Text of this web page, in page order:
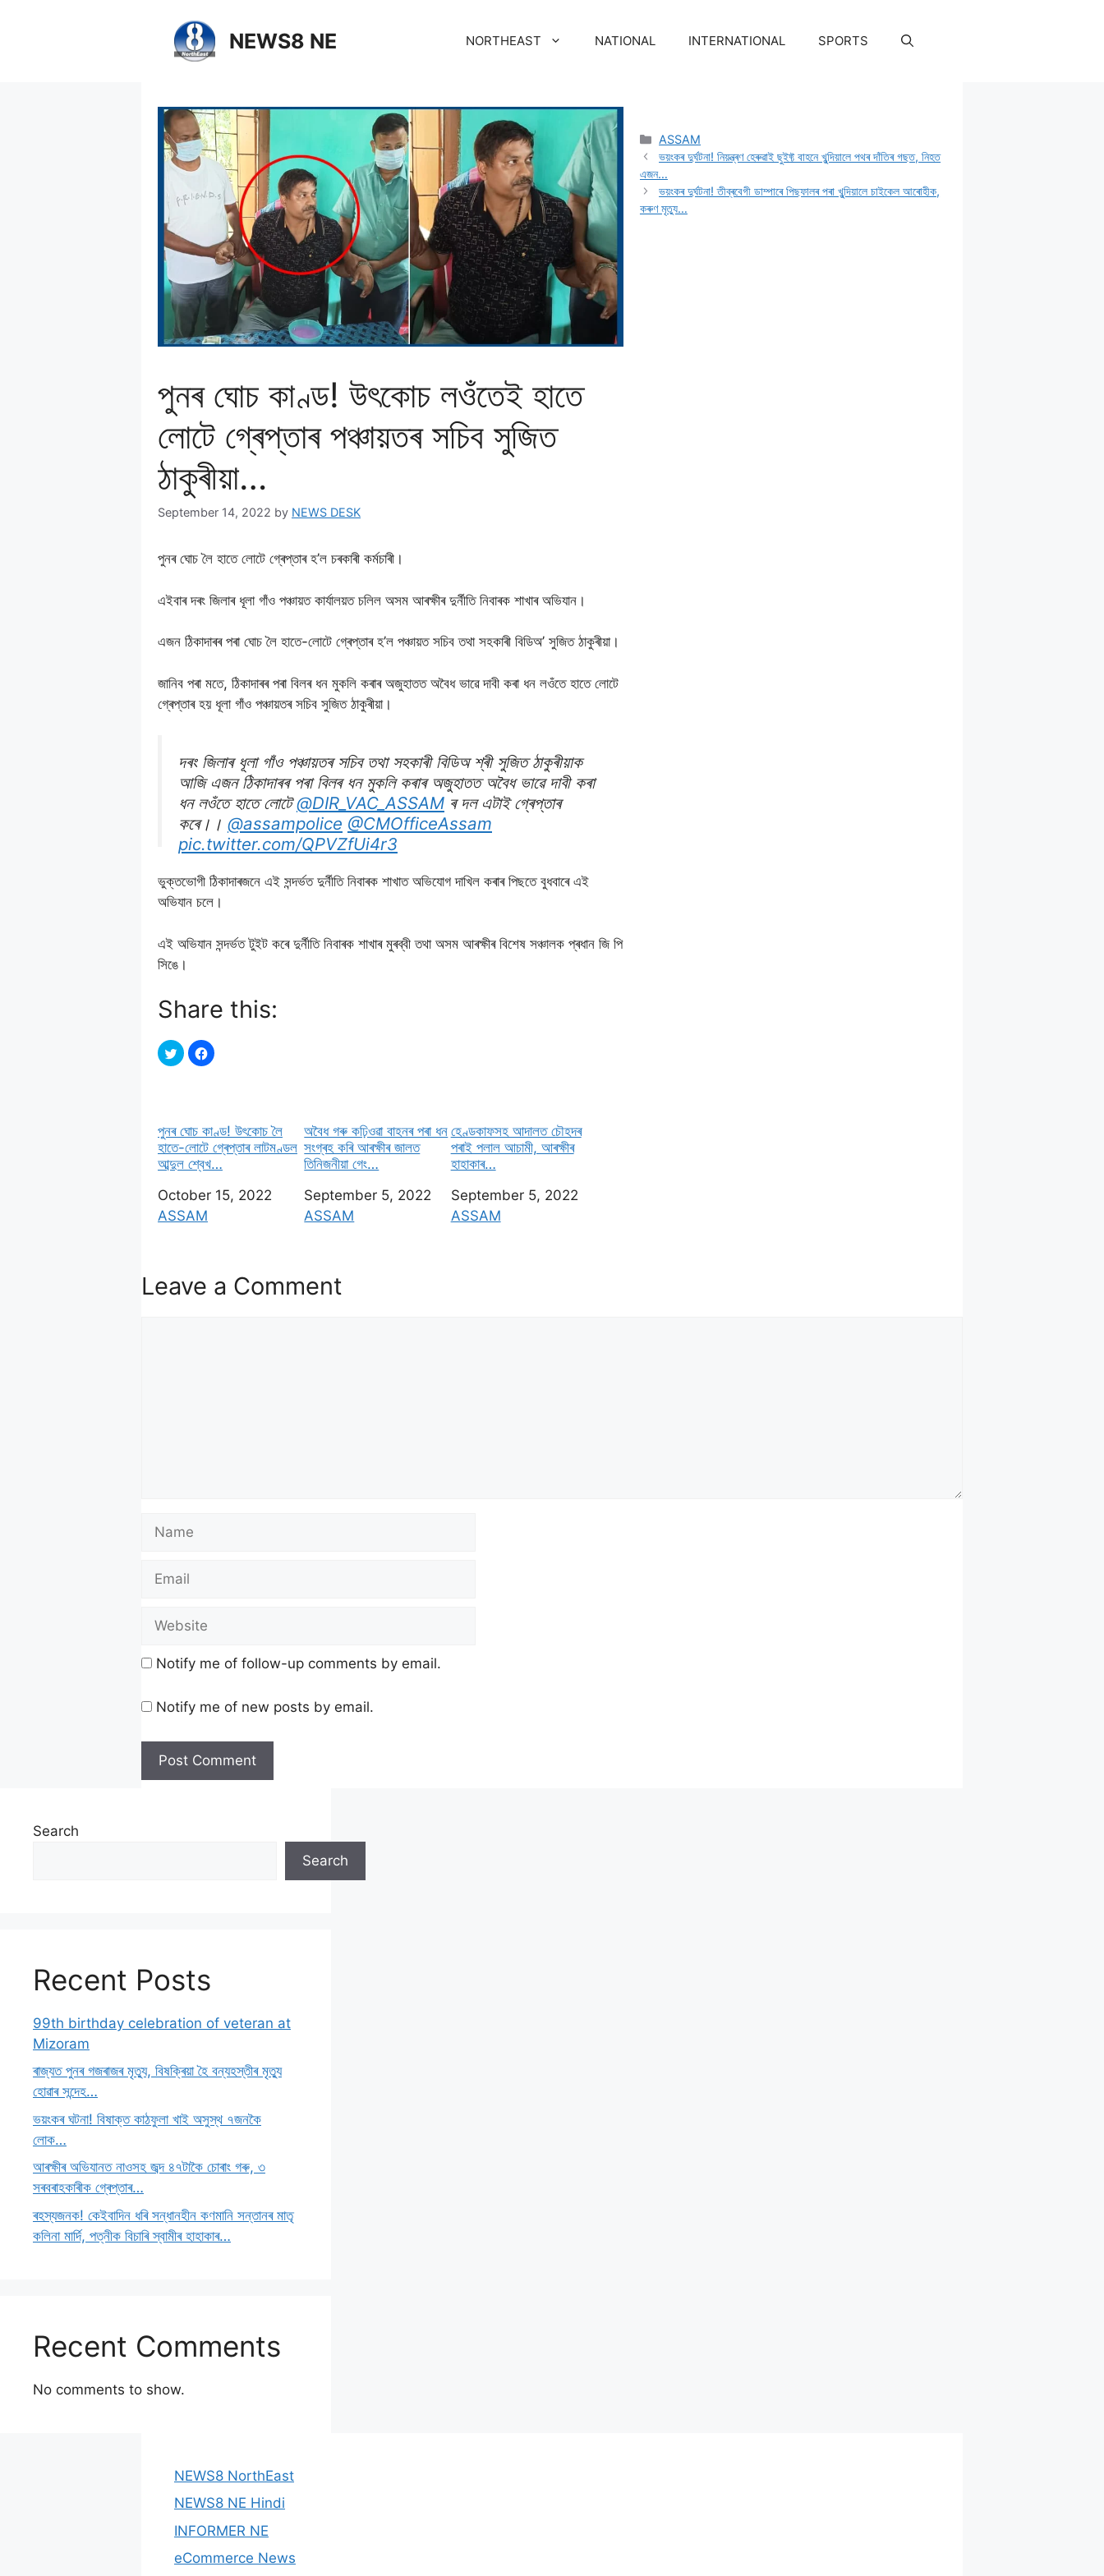
NEWS8 NE NORTHEAST NATIONAL INTERNATIONAL SPORTS
পুনৰ ঘোচ কাণ্ড! উৎকোচ লওঁতেই হাতে
লোটে গ্ৰেপ্তাৰ পঞ্চায়তৰ সচিব সুজিত
ঠাকুৰীয়া…
September 14, 2022 by NEWS DESK
পুনৰ ঘোচ লৈ হাতে লোটে গ্ৰেপ্তাৰ হ’ল চৰকাৰী কৰ্মচাৰী।
এইবাৰ দৰং জিলাৰ ধূলা গাঁও পঞ্চায়ত কাৰ্যালয়ত চলিল অসম আৰক্ষীৰ দুৰ্নীতি নিবাৰক শাখাৰ অভিযান।
এজন ঠিকাদাৰৰ পৰা ঘােচ লৈ হাতে-লােটে গ্ৰেপ্তাৰ হ’ল পঞ্চায়ত সচিব তথা সহকাৰী বিডিঅ’ সুজিত ঠাকুৰীয়া।
জানিব পৰা মতে, ঠিকাদাৰৰ পৰা বিলৰ ধন মুকলি কৰাৰ অজুহাতত অবৈধ ভাৱে দাবী কৰা ধন লওঁতে হাতে লোটে
গ্ৰেপ্তাৰ হয় ধূলা গাঁও পঞ্চায়তৰ সচিব সুজিত ঠাকুৰীয়া।
দৰং জিলাৰ ধূলা গাঁও পঞ্চায়তৰ সচিব তথা সহকাৰী বিডিঅ শ্ৰী সুজিত ঠাকুৰীয়াক
আজি এজন ঠিকাদাৰৰ পৰা বিলৰ ধন মুকলি কৰাৰ অজুহাতত অবৈধ ভাৱে দাবী কৰা
ধন লওঁতে হাতে লোটে@DIR_VAC_ASSAM ৰ দল এটাই গ্ৰেপ্তাৰ
কৰে।। @assampolice @CMOfficeAssam
pic.twitter.com/QPVZfUi4r3
— GP Singh (@gpsinghips)September 14, 2022
ভুক্তভােগী ঠিকাদাৰজনে এই সন্দৰ্ভত দুৰ্নীতি নিবাৰক শাখাত অভিযােগ দাখিল কৰাৰ পিছতে বুধবাৰে এই
অভিযান চলে।
এই অভিযান সন্দৰ্ভত টুইট কৰে দুৰ্নীতি নিবাৰক শাখাৰ মুৰব্বী তথা অসম আৰক্ষীৰ বিশেষ সঞ্চালক প্ৰধান জি পি
সিঙে।
Share this:
পুনৰ ঘোচ কাণ্ড! উৎকোচ লৈ
হাতে-লোটে গ্ৰেপ্তাৰ লাটমণ্ডল
আব্দুল শ্বেখ…
Date
October 15, 2022
In relation to
ASSAM
অবৈধ গৰু কঢ়িওৱা বাহনৰ পৰা ধন
সংগ্ৰহ কৰি আৰক্ষীৰ জালত
তিনিজনীয়া গেং…
Date
September 5, 2022
In relation to
ASSAM
হেণ্ডকাফসহ আদালত চৌহদৰ
পৰাই পলাল আচামী, আৰক্ষীৰ
হাহাকাৰ…
Date
September 5, 2022
In relation to
ASSAM
ASSAM
ভয়ংকৰ দুৰ্ঘটনা! নিয়ন্ত্ৰণ হেৰুৱাই ছুইফ্ট বাহনে খুন্দিয়ালে পথৰ দাঁতিৰ গছত, নিহত
এজন…
ভয়ংকৰ দুৰ্ঘটনা! তীব্ৰবেগী ডাম্পাৰে পিছফালৰ পৰা খুন্দিয়ালে চাইকেল আৰোহীক,
কৰুণ মৃত্যু…
Leave a Comment
Notify me of follow-up comments by email.
Notify me of new posts by email.
Search
Search
Recent Posts
99th birthday celebration of veteran at
Mizoram
ৰাজ্যত পুনৰ গজৰাজৰ মৃত্যু, বিষক্ৰিয়া হৈ বন্যহস্তীৰ মৃত্যু
হোৱাৰ সন্দেহ…
ভয়ংকৰ ঘটনা! বিষাক্ত কাঠফুলা খাই অসুস্থ ৭জনকৈ
লোক…
আৰক্ষীৰ অভিযানত নাওসহ জব্দ ৪৭টাকৈ চোৰাং গৰু, ৩
সৰবৰাহকাৰীক গ্ৰেপ্তাৰ…
ৰহস্যজনক! কেইবাদিন ধৰি সন্ধানহীন কণমানি সন্তানৰ মাতৃ
কলিনা মাৰ্দি, পত্নীক বিচাৰি স্বামীৰ হাহাকাৰ…
Recent Comments
No comments to show.
NEWS8 NorthEast
NEWS8 NE Hindi
INFORMER NE
eCommerce News